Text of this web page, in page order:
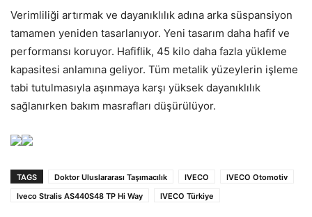
Verimliliği artırmak ve dayanıklılık adına arka süspansiyon
tamamen yeniden tasarlanıyor. Yeni tasarım daha hafif ve
performansı koruyor. Hafiflik, 45 kilo daha fazla yükleme
kapasitesi anlamına geliyor. Tüm metalik yüzeylerin işleme
tabi tutulmasıyla aşınmaya karşı yüksek dayanıklılık
sağlanırken bakım masrafları düşürülüyor.
TAGS Doktor Uluslararası Taşımacılık IVECO
IVECO Otomotiv
Iveco Stralis AS440S48 TP Hi Way
IVECO Türkiye